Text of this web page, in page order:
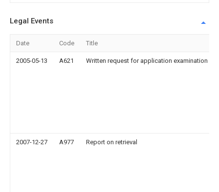
Legal Events
Date Code Title
2005-05-13 A621 Written request for application examination
2007-12-27 A977 Report on retrieval